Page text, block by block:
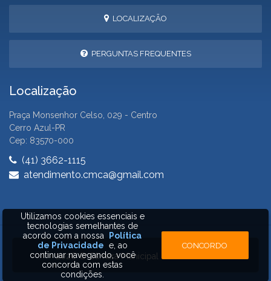
LOCALIZAÇÃO
PERGUNTAS FREQUENTES
Localização
Praça Monsenhor Celso, 029 - Centro
Cerro Azul-PR
Cep: 83570-000
(41) 3662-1115
atendimento.cmca@gmail.com
2026 © Câmara Municipal de Cerro Azul
Utilizamos cookies essenciais e
tecnologias semelhantes de
acordo com a nossa
Política
de Privacidade e, ao
continuar navegando, você
concorda com estas
condições.
CONCORDO